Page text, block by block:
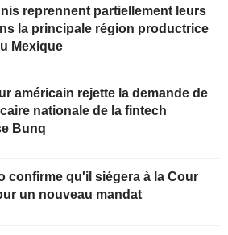
reprennent partiellement leurs
la principale région productrice
Mexique
américain rejette la demande de
nationale de la fintech
Bunq
confirme qu'il siégera à la Cour
un nouveau mandat